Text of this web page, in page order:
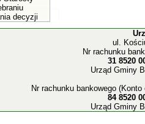
decyzji
ul.
Nr rachunku
31 8520
Urząd Gminy
Nr rachunku bankowego
84 8520
Urząd Gminy